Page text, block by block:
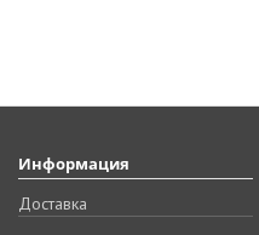
Информация
Доставка